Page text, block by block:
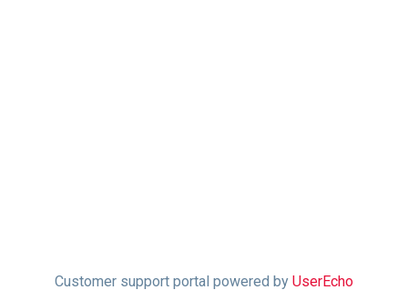
Customer support portal powered by UserEcho